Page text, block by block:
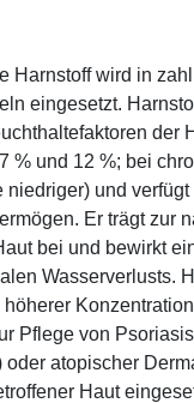
Harnstoff wird in
eingesetzt.
der
% und 12 %; bei
niedriger) und
Er trägt zur
bei und bewirkt
Wasserverlusts.
Pflege von Psoriasis
oder atopischer
Haut